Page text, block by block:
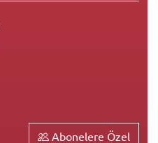
Abonelere Özel